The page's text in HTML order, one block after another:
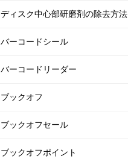
ディスク中心部研磨剤の除去方法
バーコードシール
バーコードリーダー
ブックオフ
ブックオフセール
ブックオフポイント